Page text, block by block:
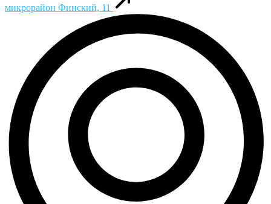
микрорайон Финский, 11